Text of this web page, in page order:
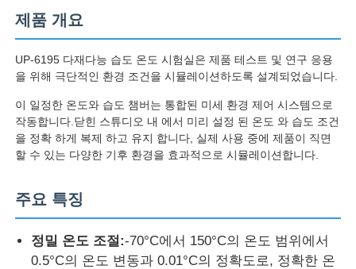
홈
제품 개요
UP-6195 다재다능 습도 온도 시험실은 제품 테스트 및 연구 응용
을 위해 극단적인 환경 조건을 시뮬레이션하도록 설계되었습니다.
이 일정한 온도와 습도 챔버는 통합된 미세 환경 제어 시스템으로
작동합니다.닫힌 스튜디오 내 에서 미리 설정 된 온도 와 습도 조건
을 정확 하게 복제 하고 유지 합니다, 실제 사용 중에 제품이 직면
할 수 있는 다양한 기후 환경을 효과적으로 시뮬레이션합니다.
주요 특징
정밀 온도 조절:-70°C에서 150°C의 온도 범위에서
0.5°C의 온도 변동과 0.01°C의 정확도로, 정확한 온